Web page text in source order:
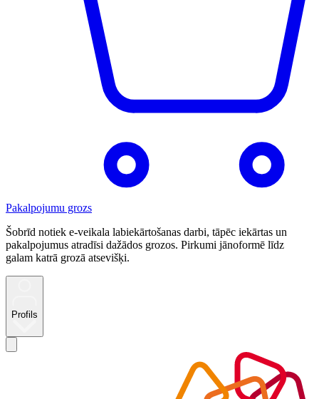
Pakalpojumu grozs
Šobrīd notiek e-veikala labiekārtošanas darbi, tāpēc iekārtas un
pakalpojumus atradīsi dažādos grozos. Pirkumi jānoformē līdz
galam katrā grozā atsevišķi.
Profils